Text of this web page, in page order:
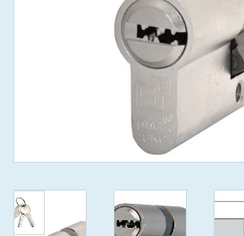
GENUMMERDE SLEUTELS
ANTIKERNTREK ZWART IN
IEDERE GEWENSTE MAAT MET
GEWONE GENUMMERDE
ISEO F 6 EXTRA S